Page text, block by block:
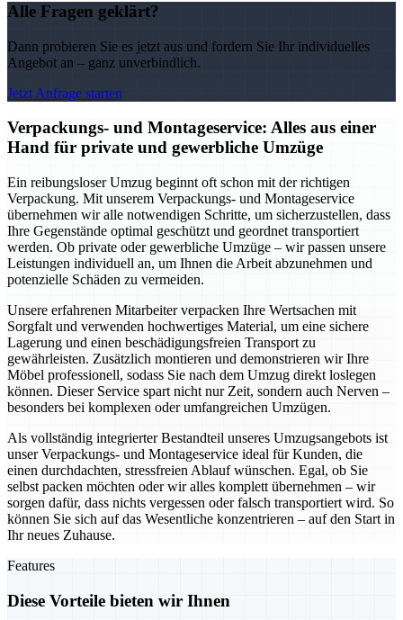
Alle Fragen geklärt?
Dann probieren Sie es jetzt aus und fordern Sie Ihr individuelles
Angebot an – ganz unverbindlich.
Jetzt Anfrage starten
Verpackungs- und Montageservice: Alles aus einer
Hand für private und gewerbliche Umzüge
Ein reibungsloser Umzug beginnt oft schon mit der richtigen
Verpackung. Mit unserem Verpackungs- und Montageservice
übernehmen wir alle notwendigen Schritte, um sicherzustellen, dass
Ihre Gegenstände optimal geschützt und geordnet transportiert
werden. Ob private oder gewerbliche Umzüge – wir passen unsere
Leistungen individuell an, um Ihnen die Arbeit abzunehmen und
potenzielle Schäden zu vermeiden.
Unsere erfahrenen Mitarbeiter verpacken Ihre Wertsachen mit
Sorgfalt und verwenden hochwertiges Material, um eine sichere
Lagerung und einen beschädigungsfreien Transport zu
gewährleisten. Zusätzlich montieren und demonstrieren wir Ihre
Möbel professionell, sodass Sie nach dem Umzug direkt loslegen
können. Dieser Service spart nicht nur Zeit, sondern auch Nerven –
besonders bei komplexen oder umfangreichen Umzügen.
Als vollständig integrierter Bestandteil unseres Umzugsangebots ist
unser Verpackungs- und Montageservice ideal für Kunden, die
einen durchdachten, stressfreien Ablauf wünschen. Egal, ob Sie
selbst packen möchten oder wir alles komplett übernehmen – wir
sorgen dafür, dass nichts vergessen oder falsch transportiert wird. So
können Sie sich auf das Wesentliche konzentrieren – auf den Start in
Ihr neues Zuhause.
Features
Diese Vorteile bieten wir Ihnen